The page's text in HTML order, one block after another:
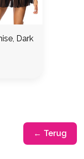
Dark
← Terug